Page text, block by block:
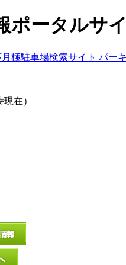
ポータルサ
極駐車場検索サイト パー
現在）